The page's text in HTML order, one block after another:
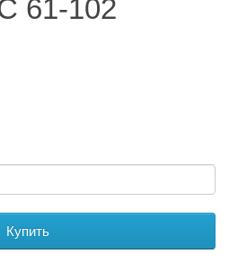
61-102
Купить